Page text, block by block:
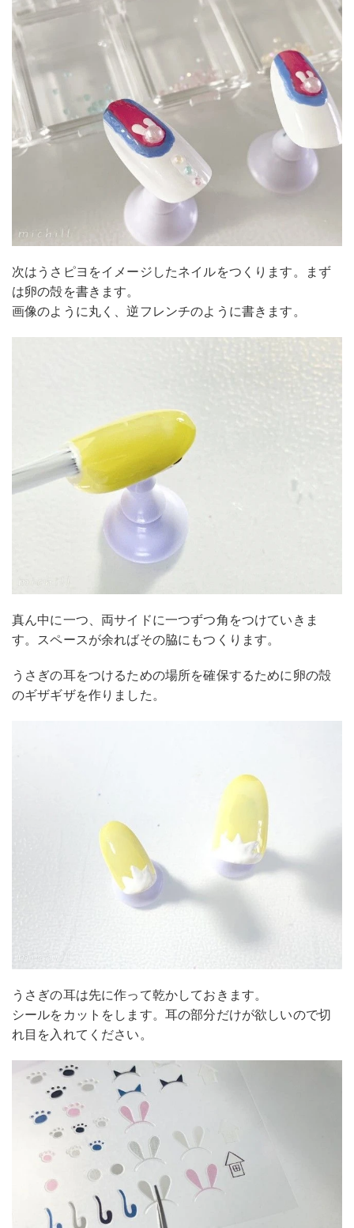
次はうさピヨをイメージしたネイルをつくります。まず
は卵の殻を書きます。
画像のように丸く、逆フレンチのように書きます。
真ん中に一つ、両サイドに一つずつ角をつけていきま
す。スペースが余ればその脇にもつくります。
うさぎの耳をつけるための場所を確保するために卵の殻
のギザギザを作りました。
うさぎの耳は先に作って乾かしておきます。
シールをカットをします。耳の部分だけが欲しいので切
れ目を入れてください。